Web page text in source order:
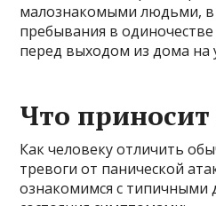
малознакомыми людьми, в
пребывания в
перед выходом из дома на
Что приносит
Как человеку отличить
тревоги от панической
ознакомимся с типичными